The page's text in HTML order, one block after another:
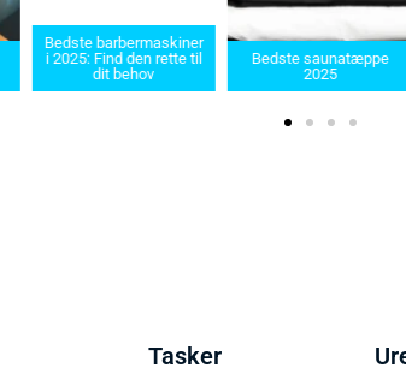
Bedste barbermaskiner
i 2025: Find den rette til
dit behov
Bedste saunatæppe
2025
Tasker